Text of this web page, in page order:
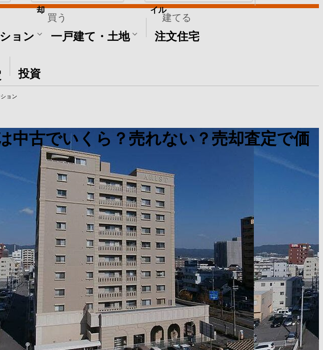
買う
ョン 一戸建て・土地
建てる
注文住宅
その他
投資
却 イル
ョン
中古でいくら？売れない？売却査定で価